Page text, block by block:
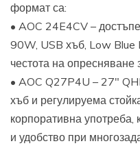
формат са:
• AOC 24E4CV –
90W, USB хъб, Low Blue
честота на опресняване
• AOC Q27P4U – 27″
хъб и регулируема
корпоративна употреба,
и удобство при